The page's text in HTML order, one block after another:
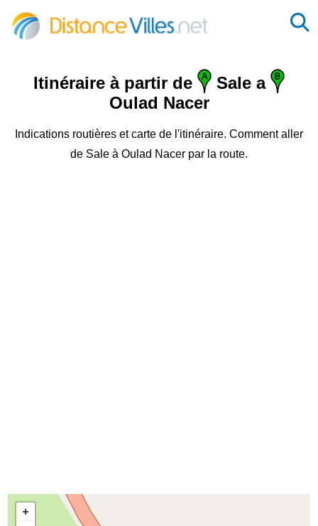
Itinéraire à partir de
Sale a
Oulad Nacer
Indications routières et carte de l'itinéraire. Comment aller
de Sale à Oulad Nacer par la route.